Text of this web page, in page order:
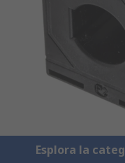
Esplora la